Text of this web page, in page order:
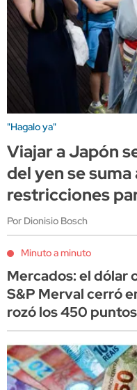
"Hagalo ya"
Viajar a Japón
del yen se suma
restricciones
Por Dionisio Bosch
Minuto a minuto
Mercados: el dólar
S&P Merval cerró
rozó los 450 puntos